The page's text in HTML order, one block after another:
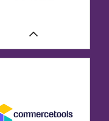
ERFAHREN SIE MEHR